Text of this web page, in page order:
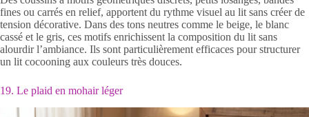
fines ou carrés en relief, apportent du rythme visuel au lit sans créer de
tension décorative. Dans des tons neutres comme le beige, le blanc
cassé et le gris, ces motifs enrichissent la composition du lit sans
alourdir l’ambiance. Ils sont particulièrement efficaces pour structurer
un lit cocooning aux couleurs très douces.
19. Le plaid en mohair léger